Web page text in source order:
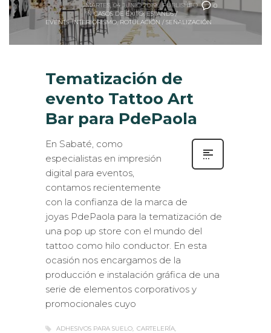
0
MARTES, 04 JUNIO 2019 / PUBLISHED
IN CASOS DE ÉXITO,ESTANDS /
EVENTS,INTERIORISMO,ROTULACIÓN / SEÑALIZACIÓN
Tematización de
evento Tattoo Art
Bar para PdePaola
En Sabaté, como
especialistas en impresión
digital para eventos,
contamos recientemente
con la confianza de la marca de
joyas PdePaola para la tematización de
una pop up store con el mundo del
tattoo como hilo conductor. En esta
ocasión nos encargamos de la
producción e instalación gráfica de una
serie de elementos corporativos y
promocionales cuyo
ADHESIVOS PARA SUELO CARTELERÍA